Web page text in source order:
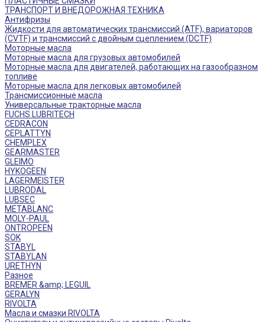
ТРАНСПОРТ И ВНЕДОРОЖНАЯ ТЕХНИКА
Антифризы
Жидкости для автоматических трансмиссий (ATF), вариаторов
(CVTF) и трансмиссий с двойным сцеплением (DCTF)
Моторные масла
Моторные масла для грузовых автомобилей
Моторные масла для двигателей, работающих на газообразном
топливе
Моторные масла для легковых автомобилей
Трансмиссионные масла
Универсальные тракторные масла
FUCHS LUBRITECH
CEDRACON
CEPLATTYN
CHEMPLEX
GEARMASTER
GLEIMO
HYKOGEEN
LAGERMEISTER
LUBRODAL
LUBSEC
METABLANC
MOLY-PAUL
ONTROPEEN
SOK
STABYL
STABYLAN
URETHYN
Разное
BREMER &amp; LEGUIL
GERALYN
RIVOLTA
Масла и смазки RIVOLTA